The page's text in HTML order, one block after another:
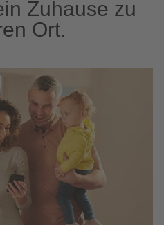
Zuhause zu
Ort.